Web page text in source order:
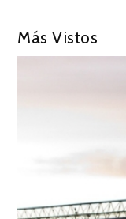
Más Vistos